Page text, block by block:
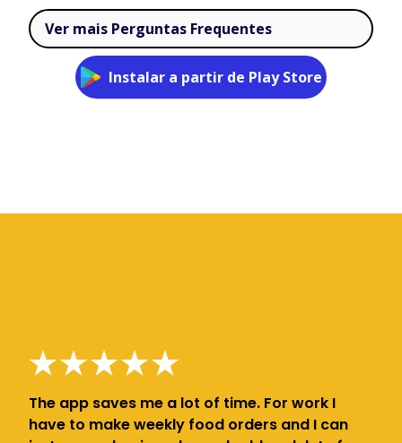
Ver mais Perguntas Frequentes
Instalar a partir de Play Store
The app saves me a lot of time. For work I
have to make weekly food orders and I can